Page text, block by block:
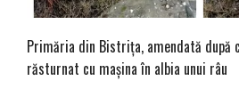
Primăria din Bistrița, amendată după
răsturnat cu mașina în albia unui râu